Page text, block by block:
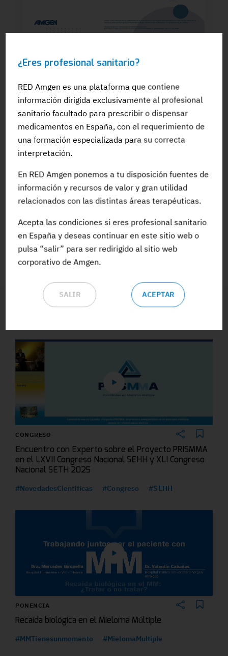
¿Eres profesional sanitario?
RED Amgen es una plataforma que contiene
información dirigida exclusivamente al profesional
sanitario facultado para prescribir o dispensar
medicamentos en España, con el requerimiento de
una formación especializada para su correcta
interpretación.
En RED Amgen ponemos a tu disposición fuentes de
información y recursos de valor y gran utilidad
relacionados con las distintas áreas terapéuticas.
Acepta las condiciones si eres profesional sanitario
en España y deseas continuar en este sitio web o
pulsa “salir” para ser redirigido al sitio web
corporativo de Amgen.
SALIR ACEPTAR
Dra. Silvia González: El papel del
pacientes en tratamiento para la OP: Qué
es la osteoporosis
ACCEDE A TODA LA FORMACIÓN
CONGRESO
Encuentro con Experto sobre el Proyecto PRISMMA
en el LXVII Congreso Nacional SEHH y XLI Congreso
Nacional SETH 2025
#NovedadesCientificas #Congreso #SEHH
PONENCIA
Recaída biológica en el Mieloma Múltiple
#MMTienesunmomento #MielomaMultiple